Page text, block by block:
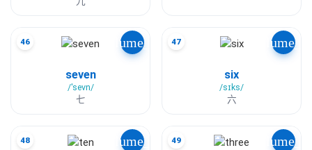
46 volume_up
seven
/ˈsevn/
七
47
six
/sɪks/
六
48 volume_up 49